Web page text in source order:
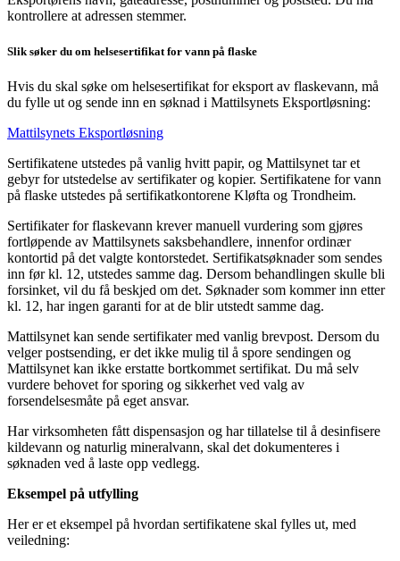
kontrollere at adressen stemmer.
Slik søker du om helsesertifikat for vann på flaske
Hvis du skal søke om helsesertifikat for eksport av flaskevann, må
du fylle ut og sende inn en søknad i Mattilsynets Eksportløsning:
Mattilsynets Eksportløsning
Sertifikatene utstedes på vanlig hvitt papir, og Mattilsynet tar et
gebyr for utstedelse av sertifikater og kopier. Sertifikatene for vann
på flaske utstedes på sertifikatkontorene Kløfta og Trondheim.
Sertifikater for flaskevann krever manuell vurdering som gjøres
fortløpende av Mattilsynets saksbehandlere, innenfor ordinær
kontortid på det valgte kontorstedet. Sertifikatsøknader som sendes
inn før kl. 12, utstedes samme dag. Dersom behandlingen skulle bli
forsinket, vil du få beskjed om det. Søknader som kommer inn etter
kl. 12, har ingen garanti for at de blir utstedt samme dag.
Mattilsynet kan sende sertifikater med vanlig brevpost. Dersom du
velger postsending, er det ikke mulig til å spore sendingen og
Mattilsynet kan ikke erstatte bortkommet sertifikat. Du må selv
vurdere behovet for sporing og sikkerhet ved valg av
forsendelsesmåte på eget ansvar.
Har virksomheten fått dispensasjon og har tillatelse til å desinfisere
kildevann og naturlig mineralvann, skal det dokumenteres i
søknaden ved å laste opp vedlegg.
Eksempel på utfylling
Her er et eksempel på hvordan sertifikatene skal fylles ut, med
veiledning: